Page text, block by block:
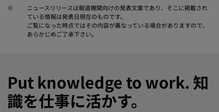
※
ニュースリリースは報道機関向けの発表文章であり、そこに掲載され
ている情報は発表日現在のものです。
ご覧になった時点ではその内容が異なっている場合がありますので、
あらかじめご了承下さい。
Put knowledge to work. 知
識を仕事に活かす。